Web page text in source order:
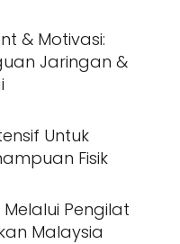
& Motivasi:
Jaringan &
Untuk
Fisik
Pengilat
Malaysia